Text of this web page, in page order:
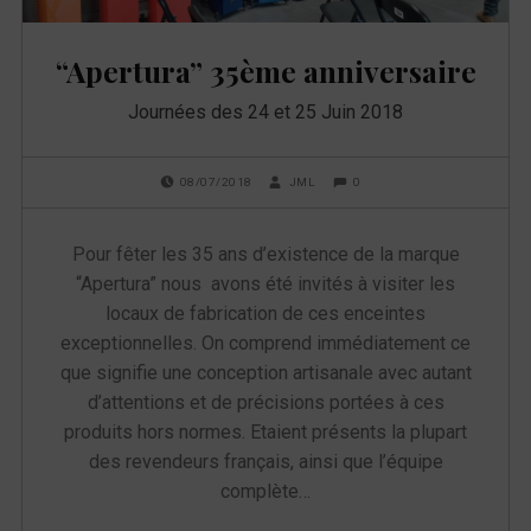
e
“Apertura” 35ème anniversaire
Journées des 24 et 25 Juin 2018
08/07/2018
JML
COMMENTS:0
Pour fêter les 35 ans d’existence de la marque
“Apertura” nous avons été invités à visiter les
locaux de fabrication de ces enceintes
exceptionnelles. On comprend immédiatement ce
que signifie une conception artisanale avec autant
d’attentions et de précisions portées à ces
produits hors normes. Etaient présents la plupart
des revendeurs français, ainsi que l’équipe
complète…